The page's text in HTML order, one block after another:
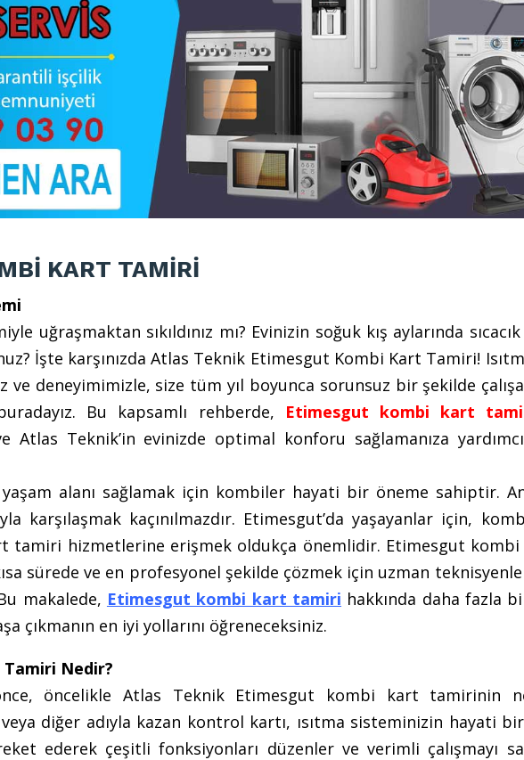
KART TAMİRİ
uğraşmaktan sıkıldınız mı? Evinizin soğuk kış aylarında
İşte karşınızda Atlas Teknik Etimesgut Kombi Kart Tamiri!
ve deneyimimizle, size tüm yıl boyunca sorunsuz bir şekilde
Bu kapsamlı rehberde,
Etimesgut kombi kart
Atlas Teknik’in evinizde optimal konforu sağlamanıza
yaşam alanı sağlamak için kombiler hayati bir öneme sahiptir.
karşılaşmak kaçınılmazdır. Etimesgut’da yaşayanlar için,
tamiri hizmetlerine erişmek oldukça önemlidir. Etimesgut
sürede ve en profesyonel şekilde çözmek için uzman
makalede, Etimesgut kombi kart tamiri hakkında daha fazla
çıkmanın en iyi yollarını öğreneceksiniz.
Nedir?
öncelikle Atlas Teknik Etimesgut kombi kart tamirinin
diğer adıyla kazan kontrol kartı, ısıtma sisteminizin hayati
ederek çeşitli fonksiyonları düzenler ve verimli çalışmayı